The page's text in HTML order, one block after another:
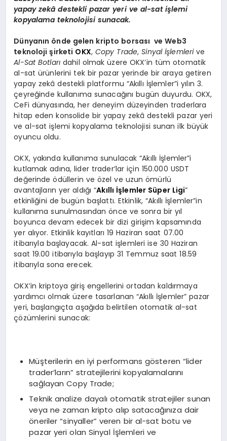
yapay zekâ destekli pazar yeri ve al-sat işlemi
kopyalama teknolojisi sunacak.
Dünyanın önde gelen kripto borsası ve Web3
teknoloji şirketi OKX, Copy Trade,Sinyal İşlemlerive
Al-Sat Botları dahil olmak üzere OKX’in tüm otomatik
al-sat ürünlerini tek bir pazar yerinde bir araya getiren
yapay zekâ destekli platformu “Akıllı İşlemler”i yılın 3.
çeyreğinde kullanıma sunacağını bugün duyurdu. OKX,
CeFi dünyasında, her deneyim düzeyinden traderlara
hitap eden konsolide bir yapay zekâ destekli pazar yeri
ve al-sat işlemi kopyalama teknolojisi sunan ilk büyük
oyuncu oldu.
OKX, yakında kullanıma sunulacak “Akıllı İşlemler”i
kutlamak adına, lider trader’lar için 150.000 USDT
değerinde ödüllerin ve özel ve uzun ömürlü
avantajların yer aldığı “Akıllı İşlemler Süper Ligi”
etkinliğini de bugün başlattı. Etkinlik, “Akıllı İşlemler”in
kullanıma sunulmasından önce ve sonra bir yıl
boyunca devam edecek bir dizi girişim kapsamında
yer alıyor. Etkinlik kayıtları 19 Haziran saat 07.00
itibarıyla başlayacak. Al-sat işlemleri ise 30 Haziran
saat 19.00 itibarıyla başlayıp 31 Temmuz saat 18.59
itibarıyla sona erecek.
OKX’in kriptoya giriş engellerini ortadan kaldırmaya
yardımcı olmak üzere tasarlanan “Akıllı İşlemler” pazar
yeri, başlangıçta aşağıda belirtilen otomatik al-sat
çözümlerini sunacak:
Müşterilerin en iyi performans gösteren “lider
trader’ların” stratejilerini kopyalamalarını
sağlayan Copy Trade;
Teknik analize dayalı otomatik stratejiler sunan
veya ne zaman kripto alıp satacağınıza dair
öneriler “sinyaller” veren bir al-sat botu ve
pazar yeri olan Sinyal İşlemleri ve